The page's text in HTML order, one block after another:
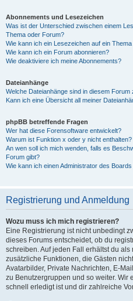
Abonnements und Lesezeichen
Was ist der Unterschied zwischen einem
Thema oder Forum?
Wie kann ich ein Lesezeichen auf ein
Wie kann ich ein Forum abonnieren?
Wie deaktiviere ich meine Abonnements?
Dateianhänge
Welche Dateianhänge sind in diesem Forum
Kann ich eine Übersicht all meiner
phpBB betreffende Fragen
Wer hat diese Forensoftware entwickelt?
Warum ist Funktion x oder y nicht enthalten?
An wen soll ich mich wenden, falls es
Forum gibt?
Wie kann ich einen Administrator des
Registrierung und Anmeldung
Wozu muss ich mich registrieren?
Eine Registrierung ist nicht unbedingt
dieses Forums entscheidet, ob du
schreiben. Auf jeden Fall erhältst du
zusätzliche Funktionen, die Gästen
Avatarbilder, Private Nachrichten, E-
zu Benutzergruppen und so weiter. Wir
schnell erledigt ist und dir zahlreiche